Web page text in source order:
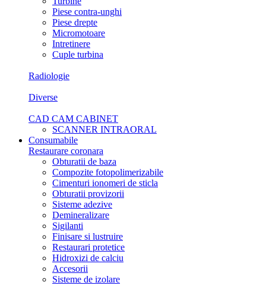
Piese contra-unghi
Piese drepte
Micromotoare
Intretinere
Cuple turbina
Radiologie
Diverse
CAD CAM CABINET
SCANNER INTRAORAL
Consumabile
Restaurare coronara
Obturatii de baza
Compozite fotopolimerizabile
Cimenturi ionomeri de sticla
Obturatii provizorii
Sisteme adezive
Demineralizare
Sigilanti
Finisare si lustruire
Restaurari protetice
Hidroxizi de calciu
Accesorii
Sisteme de izolare